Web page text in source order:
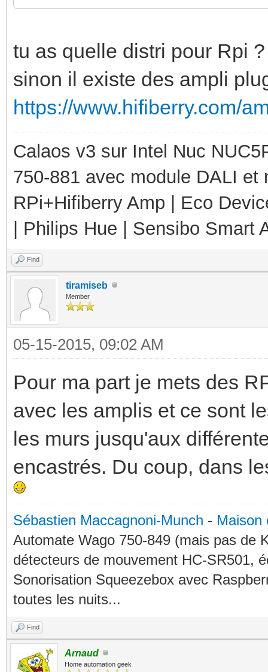
tu as quelle distri pour Rpi ?
sinon il existe des ampli
https://www.hifiberry.com/
Calaos v3 sur Intel Nuc
750-881 avec module DALI
RPi+Hifiberry Amp | Eco
| Philips Hue | Sensibo Smart
Find
tiramiseb
Member
05-15-2015, 09:02 AM
Pour ma part je mets des
avec les amplis et ce sont
les murs jusqu'aux
encastrés. Du coup, dans
Sébastien Maccagnoni-Munch - Maison
Automate Wago 750-849 (mais pas de
détecteurs de mouvement HC-SR501,
Sonorisation Squeezebox avec
toutes les nuits...
Find
Arnaud
Home automation geek